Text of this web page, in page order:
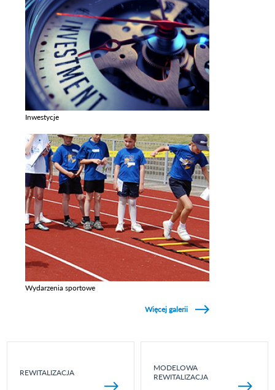
Inwestycje
Wydarzenia sportowe
Więcej galerii
REWITALIZACJA
MODELOWA
REWITALIZACJA